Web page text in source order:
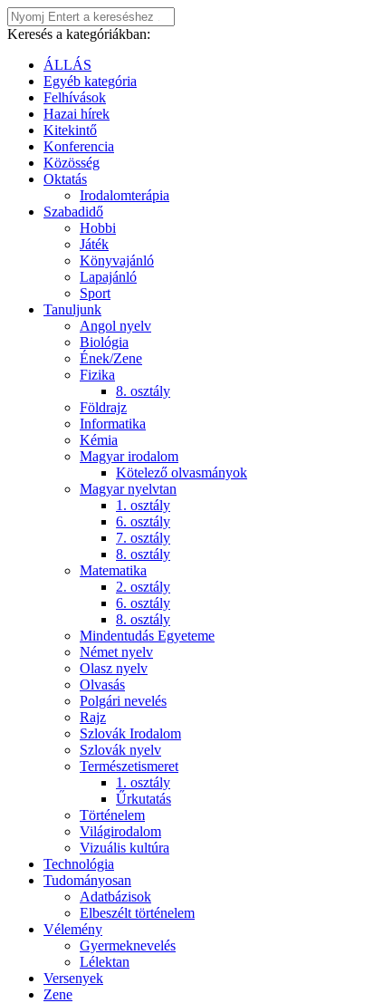
Keresés a kategóriákban:
ÁLLÁS
Egyéb kategória
Felhívások
Hazai hírek
Kitekintő
Konferencia
Közösség
Oktatás
Irodalomterápia
Szabadidő
Hobbi
Játék
Könyvajánló
Lapajánló
Sport
Tanuljunk
Angol nyelv
Biológia
Ének/Zene
Fizika
8. osztály
Földrajz
Informatika
Kémia
Magyar irodalom
Kötelező olvasmányok
Magyar nyelvtan
1. osztály
6. osztály
7. osztály
8. osztály
Matematika
2. osztály
6. osztály
8. osztály
Mindentudás Egyeteme
Német nyelv
Olasz nyelv
Olvasás
Polgári nevelés
Rajz
Szlovák Irodalom
Szlovák nyelv
Természetismeret
1. osztály
Űrkutatás
Történelem
Világirodalom
Vizuális kultúra
Technológia
Tudományosan
Adatbázisok
Elbeszélt történelem
Vélemény
Gyermeknevelés
Lélektan
Versenyek
Zene